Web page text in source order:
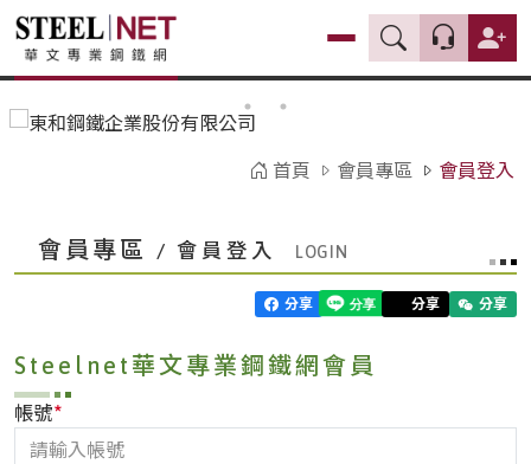
首頁 會員專區 會員登入
會員專區 / 會員登入
分享 分享 分享
Steelnet華文專業鋼鐵網會員
帳號*